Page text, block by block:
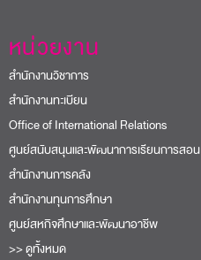
หน่วยงาน
สำนักงานวิชาการ
สำนักงานทะเบียน
Office of International Relations
ศูนย์สนับสนุนและพัฒนาการเรียนการสอน
สำนักงานการคลัง
สำนักงานทุนการศึกษา
ศูนย์สหกิจศึกษาและพัฒนาอาชีพ
>> ดูทั้งหมด